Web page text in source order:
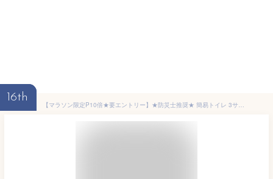
16th
【マラソン限定P10倍★要エントリー】★防災士推奨★ 簡易トイレ 3サイズ 折りたたみ 丸ごと水洗い 工具不要 非常用トイレ ポータブルトイレ 防災 防災グッズ 凝固剤付・無し 2タイプ 排便袋付 12回分 防災トイレ 持ち運び 携帯トイレ 災害用トイレ